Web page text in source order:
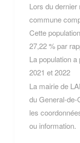
Lors du
commune
Cette
27,22 % par
La population
2021 et 2022
La mairie de
du General-
les
ou information.